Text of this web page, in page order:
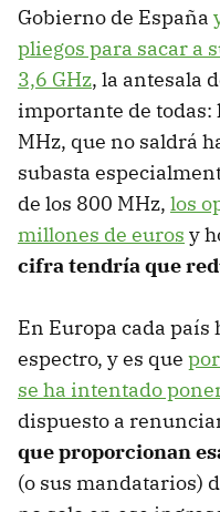
Gobierno de España
pliegos para sacar a
3,6 GHz, la antesala
importante de todas:
MHz, que no saldrá
subasta
de los 800 MHz, los
millones de euros y
cifra tendría que
En Europa cada país
espectro, y es que
se ha intentado
dispuesto a
que proporcionan
(o sus mandatarios)